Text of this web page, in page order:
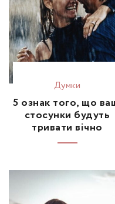
Думки
5 ознак того, що
стосунки будуть
тривати вічно